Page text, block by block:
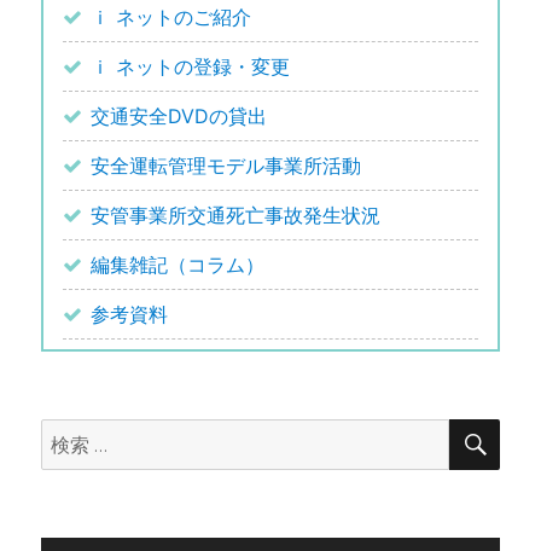
ｉ ネットのご紹介
ｉ ネットの登録・変更
交通安全DVDの貸出
安全運転管理モデル事業所活動
安管事業所交通死亡事故発生状況
編集雑記（コラム）
参考資料
検
索:
検